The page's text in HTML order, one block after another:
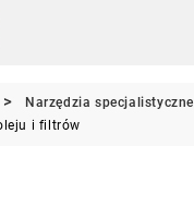
Narzędzia specjalistyczne
i filtrów